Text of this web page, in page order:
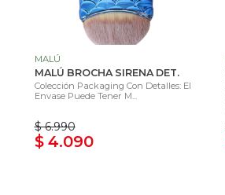
MALÚ
MALÚ BROCHA SIRENA DET.
Colección Packaging Con Detalles: El
Envase Puede Tener M...
$ 6.990
$ 4.090